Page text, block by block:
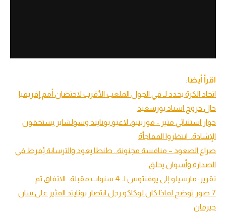
اقرأ أيضا:
اتحاد الكرة يحدد لـ في الجول الملعب الأقرب لاحتضان أمم إفريقيا
حال خروج استاد بورسعيد
حوار استثنائي مثير - مورينيو: لاعبو يونايتد وسولشاير يستحقون
الإشادة.. انتظروا المفاجأة
صراع الصعود – منافسة مجنونة.. طنطا يعود والترسانة يُفرط في
الصدارة وأسوان يحلق
تقرير: مارسيلو إلى يوفنتوس لـ 4 سنوات مقبلة.. الاتفاق تم
7 صور توضح لماذا كان لوكاكو رجل انتصار يونايتد المثير على سان
جيرمان